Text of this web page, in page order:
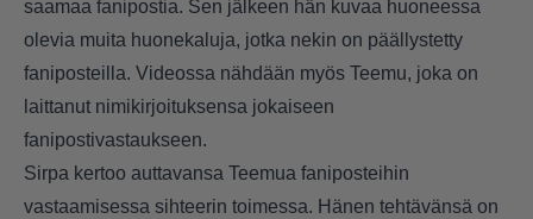
saamaa fanipostia. Sen jälkeen hän kuvaa huoneessa
olevia muita huonekaluja, jotka nekin on päällystetty
faniposteilla. Videossa nähdään myös Teemu, joka on
laittanut nimikirjoituksensa jokaiseen
fanipostivastaukseen.
Sirpa kertoo auttavansa Teemua faniposteihin
vastaamisessa sihteerin toimessa. Hänen tehtävänsä on